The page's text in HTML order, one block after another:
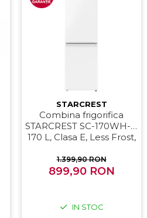
STARCREST
Combina frigorifica
STARCREST SC-170WH-E,
170 L, Clasa E, Less Frost,
Iluminare LED, Picioare
ajustabile, Usi reversibile,
1.399,90 RON
899,90 RON
IN STOC